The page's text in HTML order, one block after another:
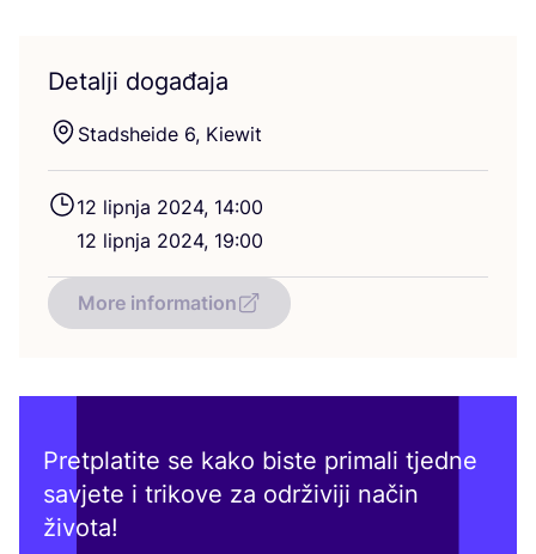
Detalji događaja
Stad­she­ide 6, Kiewit
12 lip­nja 2024, 14:00
12 lip­nja 2024, 19:00
More information
Pretplatite se kako biste primali tjedne
savjete i trikove za održiviji način
života!